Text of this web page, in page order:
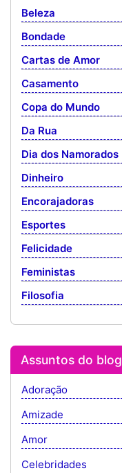
Beleza
Bondade
Cartas de Amor
Casamento
Copa do Mundo
Da Rua
Dia dos Namorados
Dinheiro
Encorajadoras
Esportes
Felicidade
Feministas
Filosofia
Assuntos do blog
Adoração
Amizade
Amor
Celebridades